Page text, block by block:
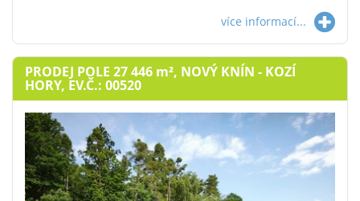
více informací...
PRODEJ POLE 27 446 m², NOVÝ KNÍN - KOZÍ
HORY, EV.Č.: 00520